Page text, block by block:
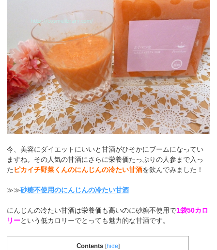
今、美容にダイエットにいいと甘酒がひそかにブームになってい
ますね。その人気の甘酒にさらに栄養価たっぷりの人参まで入っ
た ピカイチ野菜くんのにんじんの冷たい甘酒を飲んでみました！
≫≫砂糖不使用のにんじんの冷たい甘酒
にんじんの冷たい甘酒は栄養価も高いのに砂糖不使用で1袋50カロ
リーという低カロリーでとっても魅力的な甘酒です。
Contents [hide]